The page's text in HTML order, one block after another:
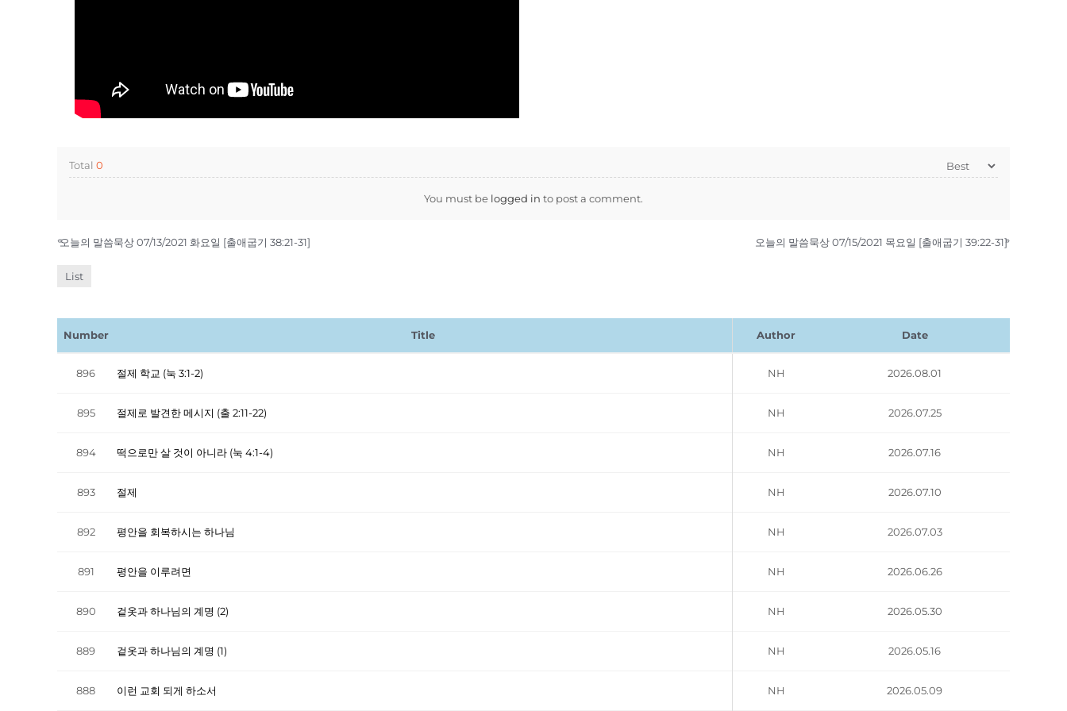
Total 0
You must be logged in to post a comment.
«오늘의 말씀묵상 07/13/2021 화요일 [출애굽기 38:21-31] 오늘의 말씀묵상 07/15/2021 목요일 [출애굽기 39:22-31]»
List
Number Title Author Date
896 절제 학교 (눅 3:1-2) NH 2026.08.01
895 절제로 발견한 메시지 (출 2:11-22) NH 2026.07.25
894 떡으로만 살 것이 아니라 (눅 4:1-4) NH 2026.07.16
893 절제 NH 2026.07.10
892 평안을 회복하시는 하나님 NH 2026.07.03
891 평안을 이루려면 NH 2026.06.26
890 겉옷과 하나님의 계명 (2) NH 2026.05.30
889 겉옷과 하나님의 계명 (1) NH 2026.05.16
888 이런 교회 되게 하소서 NH 2026.05.09